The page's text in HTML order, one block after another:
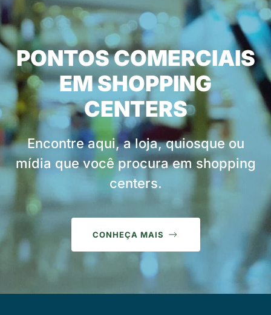
PONTOS COMERCIAIS
EM SHOPPING
CENTERS
Encontre aqui, a loja, quiosque ou
mídia que você procura em shopping
centers.
CONHEÇA MAIS